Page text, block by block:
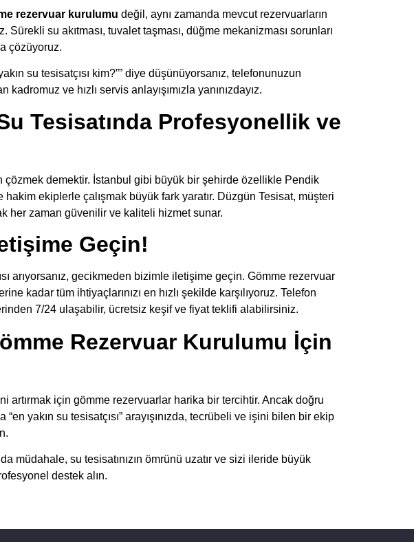
rezervuar kurulumu değil, aynı zamanda mevcut rezervuarların
Sürekli su akıtması, tuvalet taşması, düğme mekanizması sorunları
çözüyoruz.
su tesisatçısı kim?”” diye düşünüyorsanız, telefonunuzun
ve hızlı servis anlayışımızla yanınızdayız.
Tesisatında Profesyonellik ve
çözmek demektir. İstanbul gibi büyük bir şehirde özellikle Pendik
hakim ekiplerle çalışmak büyük fark yaratır. Düzgün Tesisat, müşteri
her zaman güvenilir ve kaliteli hizmet sunar.
Geçin!
arıyorsanız, gecikmeden bizimle iletişime geçin. Gömme rezervuar
kadar tüm ihtiyaçlarınızı en hızlı şekilde karşılıyoruz. Telefon
7/24 ulaşabilir, ücretsiz keşif ve fiyat teklifi alabilirsiniz.
Rezervuar Kurulumu İçin
artırmak için gömme rezervuarlar harika bir tercihtir. Ancak doğru
yakın su tesisatçısı” arayışınızda, tecrübeli ve işini bilen bir ekip
müdahale, su tesisatınızın ömrünü uzatır ve sizi ileride büyük
destek alın.